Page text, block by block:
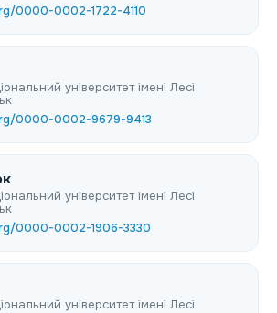
0000-0002-1722-4110
університет імені Лесі
0000-0002-9679-9413
університет імені Лесі
0000-0002-1906-3330
університет імені Лесі